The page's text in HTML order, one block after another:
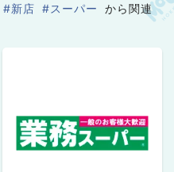
#新店 #スーパー
から関連